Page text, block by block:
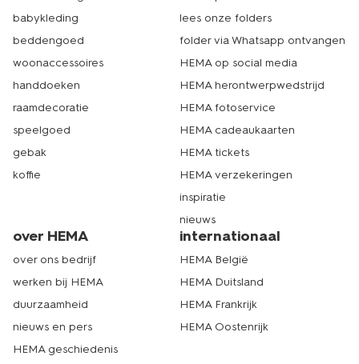
babykleding
beddengoed
woonaccessoires
handdoeken
raamdecoratie
speelgoed
gebak
koffie
lees onze folders
folder via Whatsapp ontvangen
HEMA op social media
HEMA herontwerpwedstrijd
HEMA fotoservice
HEMA cadeaukaarten
HEMA tickets
HEMA verzekeringen
inspiratie
nieuws
over HEMA
over ons bedrijf
werken bij HEMA
duurzaamheid
nieuws en pers
HEMA geschiedenis
internationaal
HEMA België
HEMA Duitsland
HEMA Frankrijk
HEMA Oostenrijk